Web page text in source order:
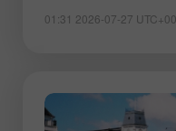
01:31 2026-07-27 UTC+00